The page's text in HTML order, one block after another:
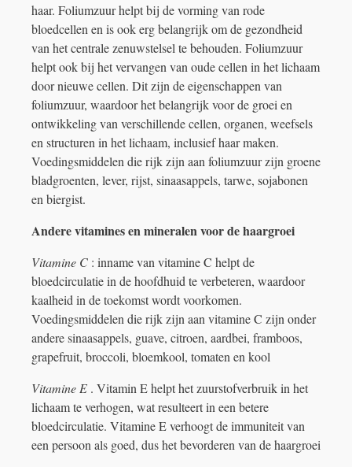
haar. Foliumzuur helpt bij de vorming van rode
bloedcellen en is ook erg belangrijk om de gezondheid
van het centrale zenuwstelsel te behouden. Foliumzuur
helpt ook bij het vervangen van oude cellen in het lichaam
door nieuwe cellen. Dit zijn de eigenschappen van
foliumzuur, waardoor het belangrijk voor de groei en
ontwikkeling van verschillende cellen, organen, weefsels
en structuren in het lichaam, inclusief haar maken.
Voedingsmiddelen die rijk zijn aan foliumzuur zijn groene
bladgroenten, lever, rijst, sinaasappels, tarwe, sojabonen
en biergist.
Andere vitamines en mineralen voor de haargroei
Vitamine C : inname van vitamine C helpt de
bloedcirculatie in de hoofdhuid te verbeteren, waardoor
kaalheid in de toekomst wordt voorkomen.
Voedingsmiddelen die rijk zijn aan vitamine C zijn onder
andere sinaasappels, guave, citroen, aardbei, framboos,
grapefruit, broccoli, bloemkool, tomaten en kool
Vitamine E . Vitamin E helpt het zuurstofverbruik in het
lichaam te verhogen, wat resulteert in een betere
bloedcirculatie. Vitamine E verhoogt de immuniteit van
een persoon als goed, dus het bevorderen van de haargroei